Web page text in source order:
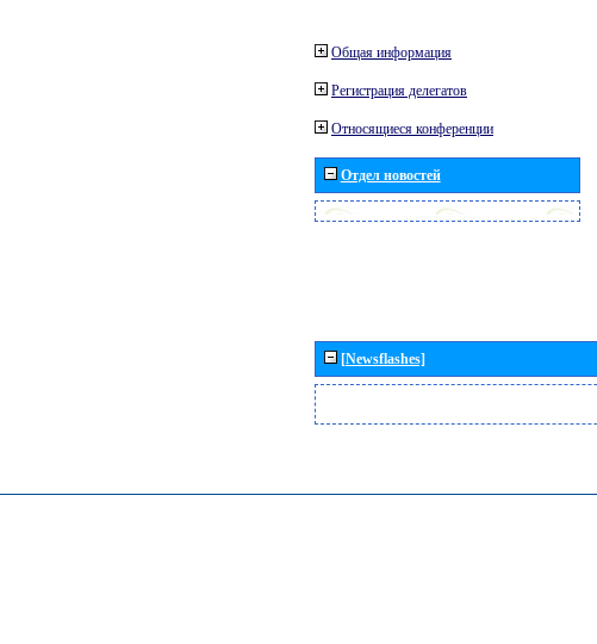
Общая информация
Регистрация делегатов
Относящиеся конференции
Отдел новостей
[Newsflashes]